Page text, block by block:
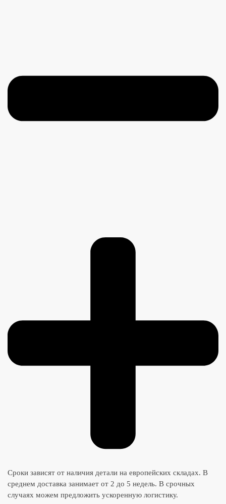
Сроки зависят от наличия детали на европейских складах. В
среднем доставка занимает от 2 до 5 недель. В срочных
случаях можем предложить ускоренную логистику.